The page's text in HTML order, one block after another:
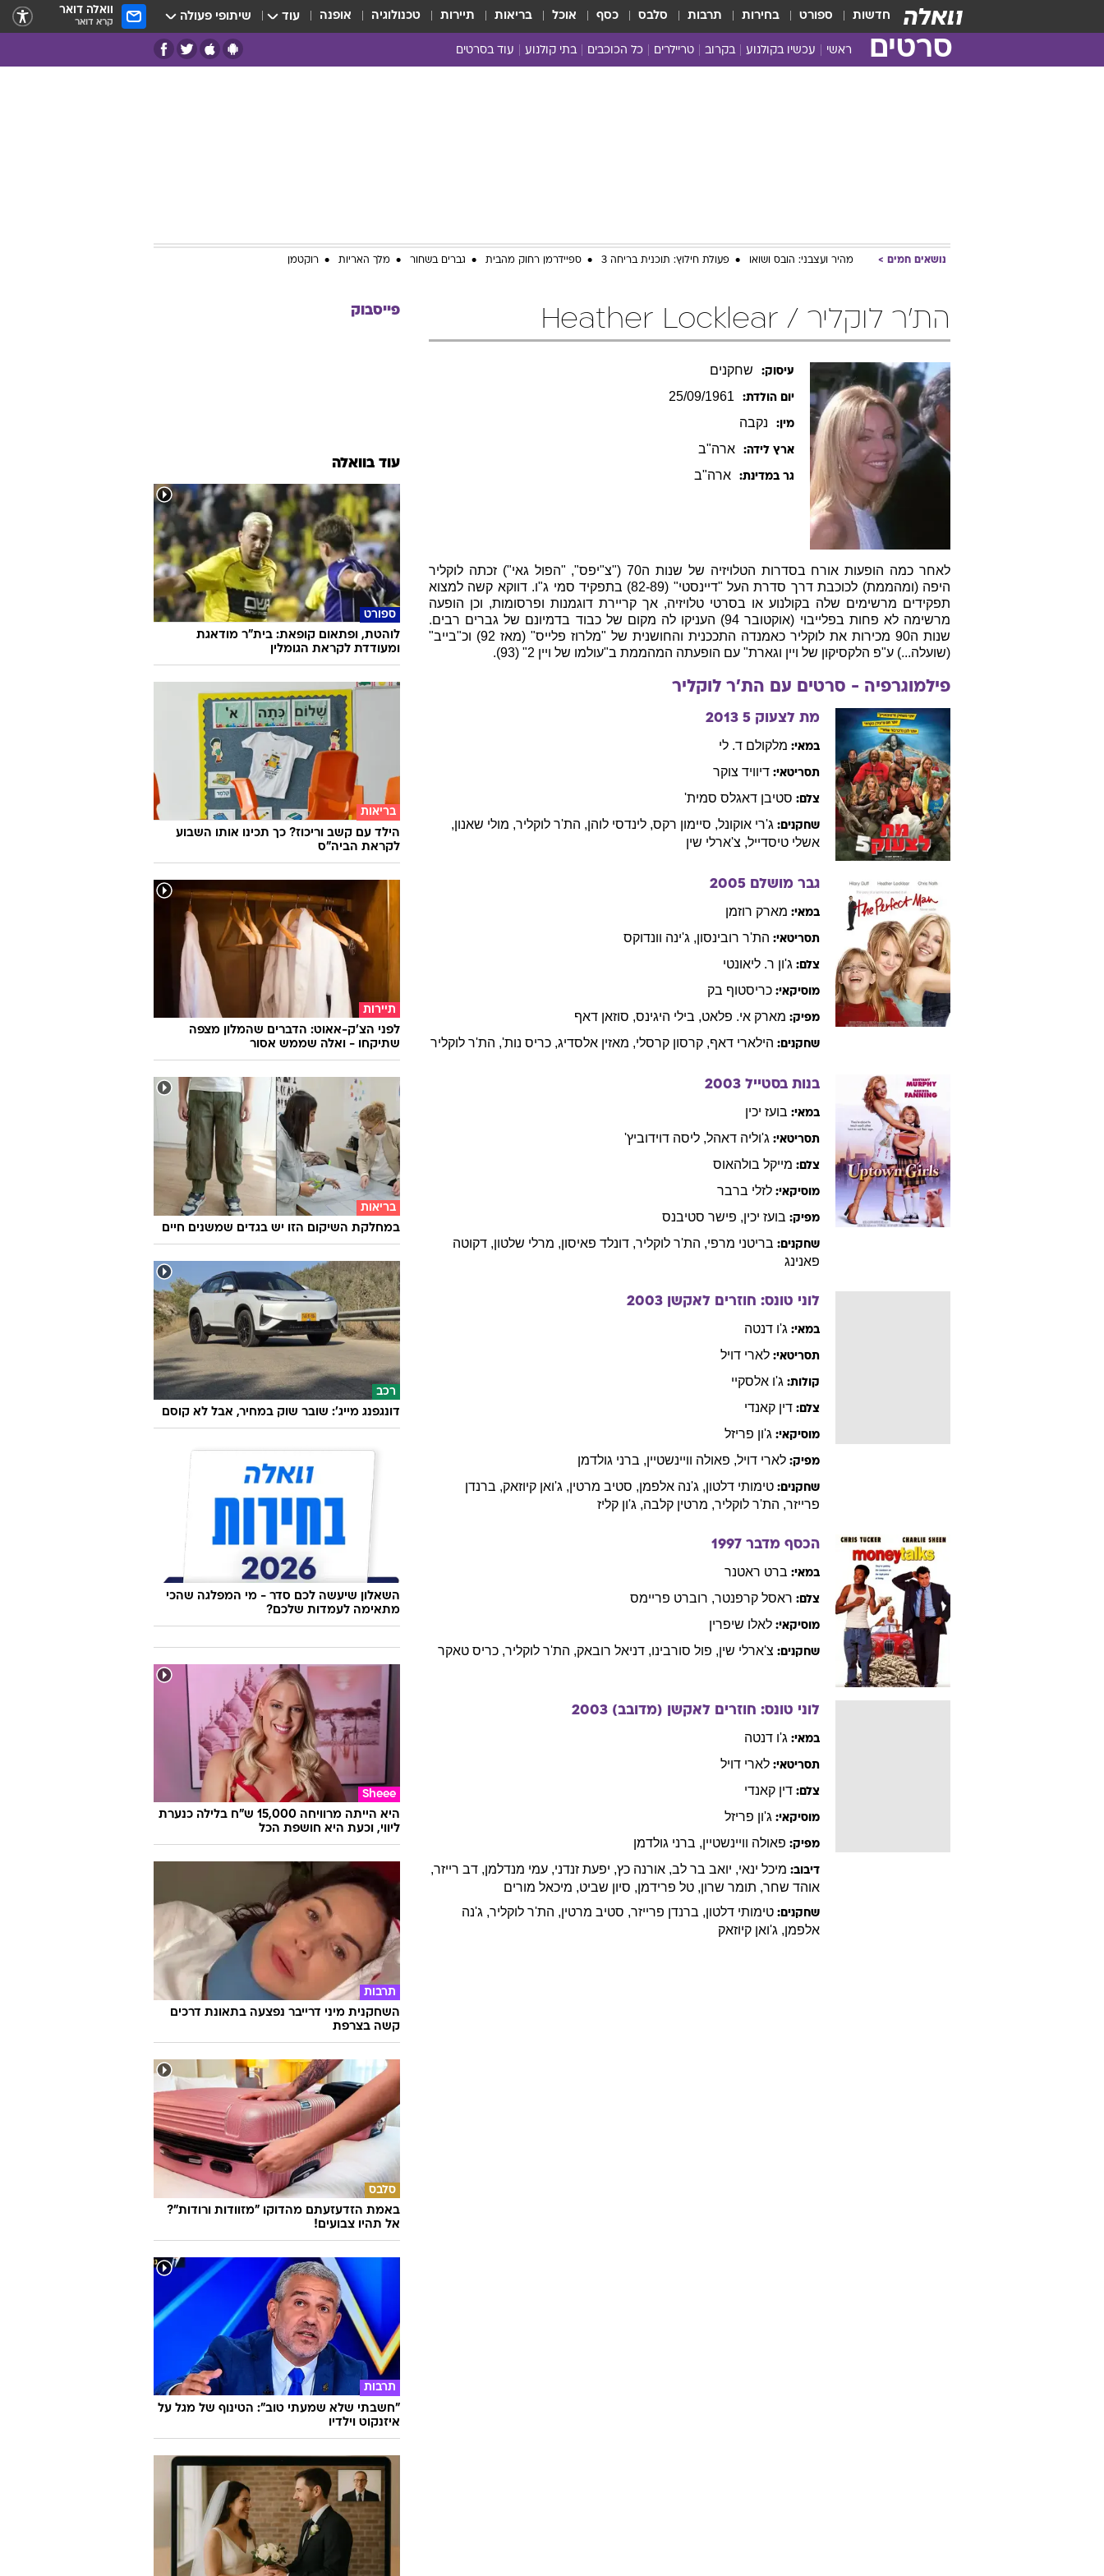
חדשות ספורט בחירות תרבות סלבס כסף אוכל בריאות תיירות טכנולוגיה אופנה עוד שיתופי פעולה וואלה דואר
קרא דואר
סרטים ראשי עכשיו בקולנוע בקרוב טריילרים כל הכוכבים בתי קולנוע עוד בסרטים
נושאים חמים מהיר ועצבני: הובס ושואו פעולת חילוץ: תוכנית בריחה 3 ספיידרמן רחוק מהבית גברים בשחור מלך האריות רוקטמן
הת'ר לוקליר / Heather Locklear
עיסוק: שחקנים
יום הולדת: 25/09/1961
מין: נקבה
ארץ לידה: ארה"ב
גר במדינת: ארה"ב
לאחר כמה הופעות אורח בסדרות הטלויזיה של שנות ה70 ("צ"יפס", "הפול גאי") זכתה לוקליר
היפה (ומהממת) לכוכבת דרך סדרת העל "דיינסטי" (82-89) בתפקיד סמי ג"ו. דווקא קשה למצוא
תפקידים מרשימים שלה בקולנוע או בסרטי טלויזיה, אך קריירת דוגמנות ופרסומות, וכן הופעה
מרשימה לא פחות בפלייבוי (אוקטובר 94) העניקו לה מקום של כבוד בדמיונם של גברים רבים.
שנות ה90 מכירות את לוקליר כאמנדה התככנית והחושנית של "מלרוז פלייס" (מאז 92) וכ"בייב"
(שועלה...) ע"פ הלקסיקון של ויין וגארת" עם הופעתה המהממת ב"עולמו של ויין 2" (93).
פילמוגרפיה - סרטים עם הת'ר לוקליר
מת לצעוק 5 2013
במאי: מלקולם ד. לי
תסריטאי: דיוויד צוקר
צלם: סטיבן דאגלס סמית'
שחקנים: ג'רי אוקונל, סיימון רקס, לינדסי לוהן, הת'ר לוקליר, מולי שאנון,
אשלי טיסדייל, צ'ארלי שין
גבר מושלם 2005
במאי: מארק רוזמן
תסריטאי: הת'ר רובינסון, ג'ינה וונדוקס
צלם: ג'ון ר. ליאונטי
מוסיקאי: כריסטוף בק
מפיק: מארק אי. פלאט, בילי היגינס, סוזאן דאף
שחקנים: הילארי דאף, קרסון קרסלי, מאזין אלסדיג, כריס נות', הת'ר לוקליר
בנות בסטייל 2003
במאי: בועז יכין
תסריטאי: ג'וליה דאהל, ליסה דוידוביץ'
צלם: מייקל בולהאוס
מוסיקאי: לזלי ברבר
מפיק: בועז יכין, פישר סטיבנס
שחקנים: בריטני מרפי, הת'ר לוקליר, דונלד פאיסון, מרלי שלטון, דקוטה
פאנינג
לוני טונס: חוזרים לאקשן 2003
במאי: ג'ו דנטה
תסריטאי: לארי דויל
קולות: ג'ו אלסקיי
צלם: דין קאנדי
מוסיקאי: ג'ון פריזל
מפיק: לארי דויל, פאולה וויינשטיין, ברני גולדמן
שחקנים: טימותי דלטון, ג'נה אלפמן, סטיב מרטין, ג'ואן קיוזאק, ברנדן
פרייזר, הת'ר לוקליר, מרטין קלבה, ג'ון קליז
הכסף מדבר 1997
במאי: ברט ראטנר
צלם: ראסל קרפנטר, רוברט פריימס
מוסיקאי: לאלו שיפרין
שחקנים: צ'ארלי שין, פול סורבינו, דניאל רובאק, הת'ר לוקליר, כריס טאקר
לוני טונס: חוזרים לאקשן (מדובב) 2003
במאי: ג'ו דנטה
תסריטאי: לארי דויל
צלם: דין קאנדי
מוסיקאי: ג'ון פריזל
מפיק: פאולה וויינשטיין, ברני גולדמן
דיבוב: מיכל ינאי, יואב בר לב, אורנה כץ, יפעת זנדני, עמי מנדלמן, דב רייזר,
אוהד שחר, תומר שרון, טל פרידמן, סיון שביט, מיכאל מורים
שחקנים: טימותי דלטון, ברנדן פרייזר, סטיב מרטין, הת'ר לוקליר, ג'נה
אלפמן, ג'ואן קיוזאק
פייסבוק
עוד בוואלה
ספורט
לוהטת, ופתאום קופאת: בית"ר מודאגת
ומעודדת לקראת הגומלין
בריאות
הילד עם קשב וריכוז? כך תכינו אותו השבוע
לקראת הביה"ס
תיירות
לפני הצ'ק-אאוט: הדברים שהמלון מצפה
שתיקחו - ואלה שממש אסור
בריאות
במחלקת השיקום הזו יש בגדים שמשנים חיים
רכב
דונגפנג מייג': שובר שוק במחיר, אבל לא קוסם
השאלון שיעשה לכם סדר - מי המפלגה שהכי
מתאימה לעמדות שלכם?
Sheee
היא הייתה מרוויחה 15,000 ש"ח בלילה כנערת
ליווי, וכעת היא חושפת הכל
תרבות
השחקנית מיני דרייבר נפצעה בתאונת דרכים
קשה בצרפת
סלבס
באמת הזדעזעתם מהדוקו "מזוודות ורודות"?
אל תהיו צבועים!
תרבות
"חשבתי שלא שמעתי טוב": הטינוף של מגל על
איזנקוט וילדיו